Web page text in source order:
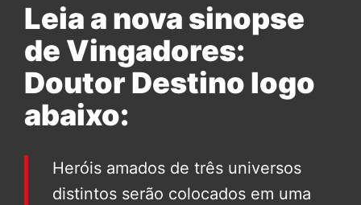
Leia a nova sinopse
de Vingadores:
Doutor Destino logo
abaixo:
Heróis amados de três universos
distintos serão colocados em uma